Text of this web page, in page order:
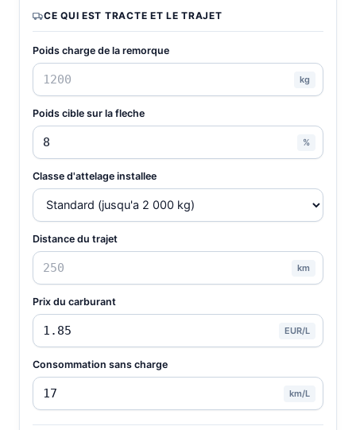
CE QUI EST TRACTE ET LE TRAJET
Poids charge de la remorque
kg
Poids cible sur la fleche
%
Classe d'attelage installee
Distance du trajet
km
Prix du carburant
EUR/L
Consommation sans charge
km/L